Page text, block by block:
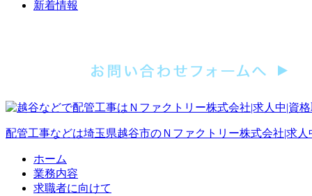
新着情報
配管工事などは埼玉県越谷市のＮファクトリー株式会社|求人
ホーム
業務内容
求職者に向けて